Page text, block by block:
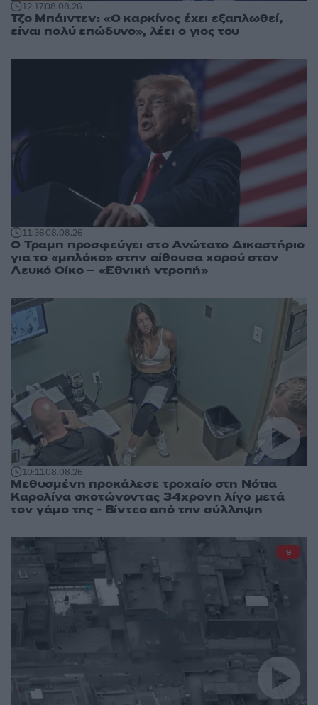
12:1708.08.26
Τζο Μπάιντεν: «Ο καρκίνος έχει εξαπλωθεί,
είναι πολύ επώδυνο», λέει ο γιος του
11:3608.08.26
Ο Τραμπ προσφεύγει στο Ανώτατο Δικαστήριο
για το «μπλόκο» στην αίθουσα χορού στον
Λευκό Οίκο – «Εθνική ντροπή»
10:1108.08.26
Μεθυσμένη προκάλεσε τροχαίο στη Νότια
Καρολίνα σκοτώνοντας 34χρονη λίγο μετά
τον γάμο της - Βίντεο από την σύλληψη
9